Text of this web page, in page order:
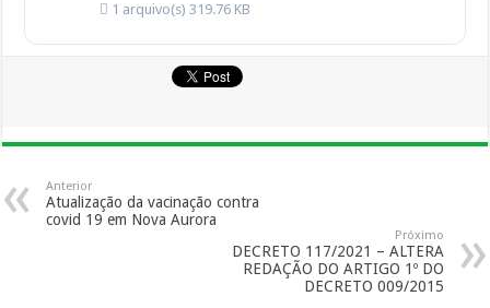
1 arquivo(s)319.76 KB
Anterior
Atualização da vacinação contra
covid 19 em Nova Aurora
Próximo
DECRETO 117/2021 – ALTERA
REDAÇÃO DO ARTIGO 1º DO
DECRETO 009/2015